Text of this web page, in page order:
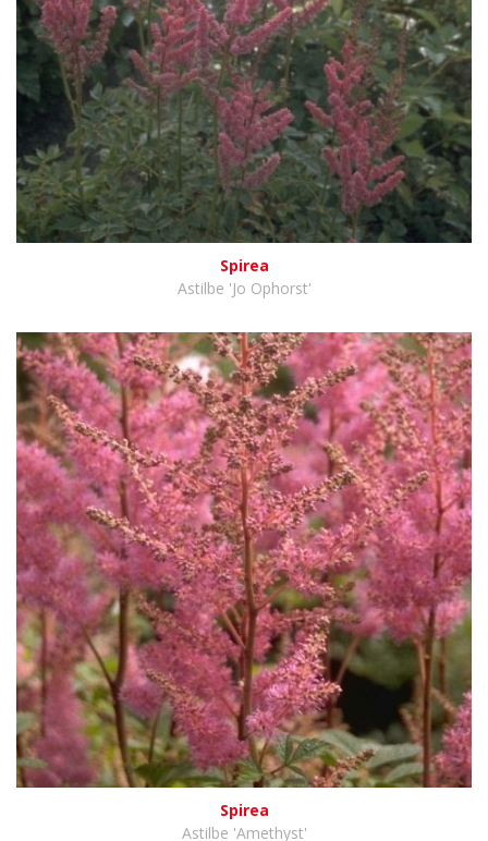
Spirea
Astilbe 'Jo Ophorst'
Spirea
Astilbe 'Amethyst'